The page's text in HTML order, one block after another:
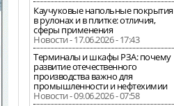
Каучуковые напольные покрытия
в рулонах и в плитке: отличия,
сферы применения
Новости - 17.06.2026 - 17:43
Терминалы и шкафы РЗА: почему
развитие отечественного
производства важно для
промышленности и нефтехимии
Новости - 09.06.2026 - 07:58